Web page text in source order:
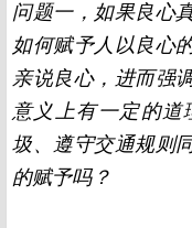
问题一，如果良心
如何赋予人以良心
亲说良心，进而强
意义上有一定的道
圾、遵守交通规则
的赋予吗？